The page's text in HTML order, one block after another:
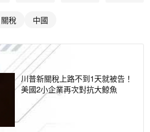
關稅 中國
川普新關稅上路不到1天就被告！
美國2小企業再次對抗大鯨魚